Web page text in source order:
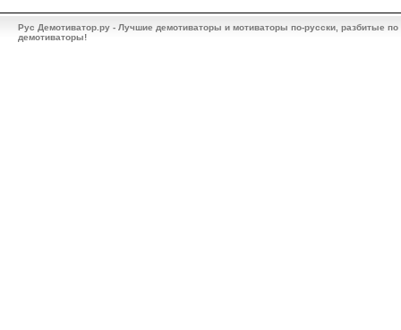
Рус Демотиватор.ру - Лучшие демотиваторы и мотиваторы по-русски, разбитые
демотиваторы!